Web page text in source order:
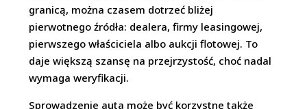
granicą, można czasem dotrzeć bliżej
pierwotnego źródła: dealera, firmy leasingowej,
pierwszego właściciela albo aukcji flotowej. To
daje większą szansę na przejrzystość, choć nadal
wymaga weryfikacji.
Sprowadzenie auta może być korzystne także